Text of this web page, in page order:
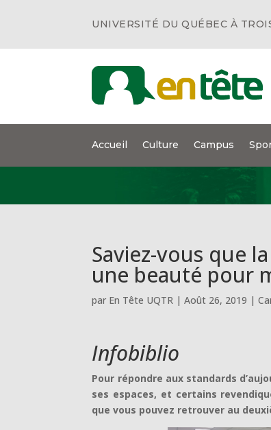
UNIVERSITÉ DU QUÉBEC À
Accueil Culture Campus
Saviez-vous que
une beauté pour
par En Tête UQTR |Août 26, 2019 |
Infobiblio
Pour répondre aux standards
ses espaces, et certains
que vous pouvez retrouver au